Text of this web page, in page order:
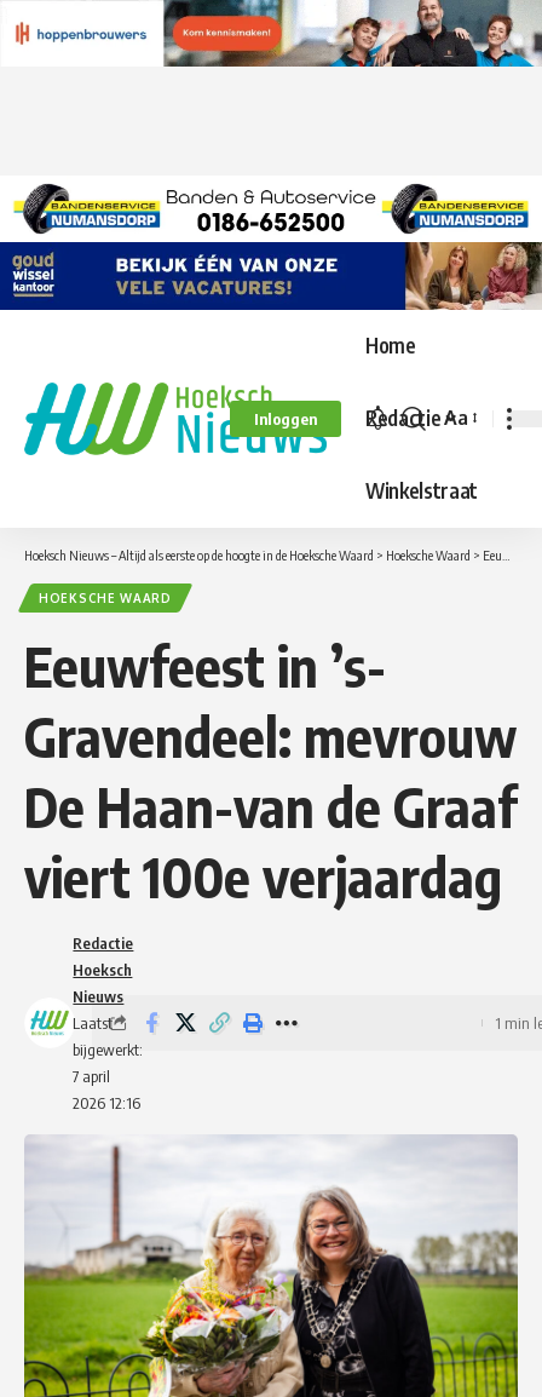
Home
Redactie
Winkelstraat
Inloggen Aa
Hoeksch Nieuws – Altijd als eerste op de hoogte in de Hoeksche Waard > Hoeksche Waard > Eeuwfeest in ’s-Gravendeel: mevrouw De Haan-van de Graaf viert 100e verjaardag
HOEKSCHE WAARD
Eeuwfeest in ’s-
Gravendeel: mevrouw
De Haan-van de Graaf
viert 100e verjaardag
Laatst
bijgewerkt:
7 april
2026 12:16
Redactie
Hoeksch
Nieuws
1 min